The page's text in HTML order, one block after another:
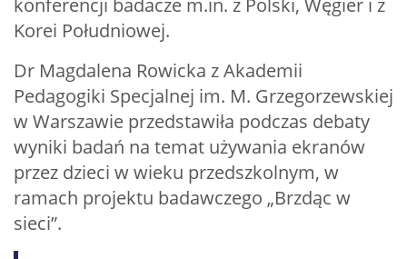
konferencji badacze m.in. z Polski, Węgier i z
Korei Południowej.
Dr Magdalena Rowicka z Akademii
Pedagogiki Specjalnej im. M. Grzegorzewskiej
w Warszawie przedstawiła podczas debaty
wyniki badań na temat używania ekranów
przez dzieci w wieku przedszkolnym, w
ramach projektu badawczego „Brzdąc w
sieci”.